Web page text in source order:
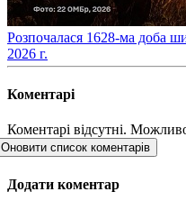
​Розпочалася 1628-ма доба
2026 г.
Коментарі
Коментарі відсутні.
Оновити список коментарів
Додати коментар